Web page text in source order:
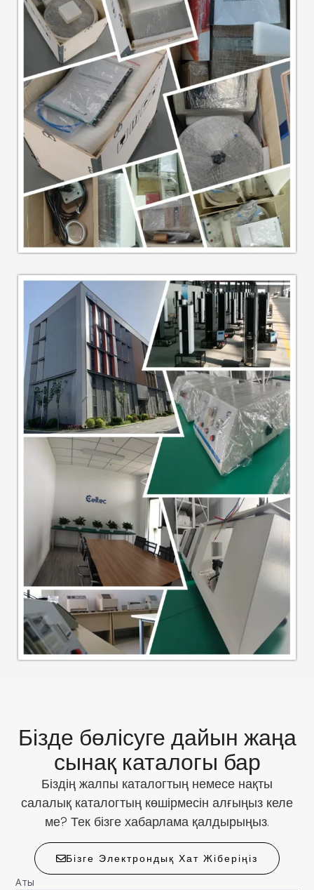
Бізде бөлісуге дайын жаңа
сынақ каталогы бар
Біздің жалпы каталогтың немесе нақты
салалық каталогтың көшірмесін алғыңыз келе
ме? Тек бізге хабарлама қалдырыңыз.
Бізге Электрондық Хат Жіберіңіз
Аты